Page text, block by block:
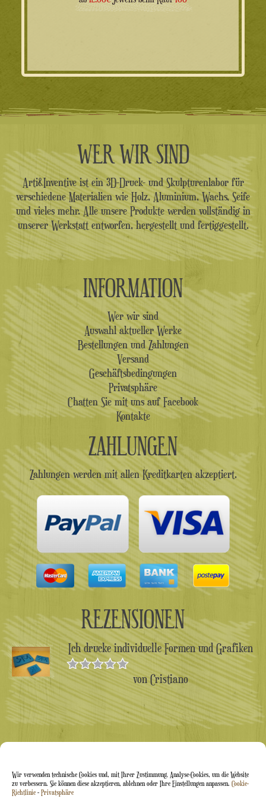
Wir verwenden technische Cookies und, mit Ihrer Zustimmung, Analyse-Cookies, um die Website
zu verbessern. Sie können diese akzeptieren, ablehnen oder Ihre Einstellungen anpassen. Cookie-
Richtlinie - Privatsphäre
WER WIR SIND
Arti&Inventive ist ein 3D-Druck- und Skulpturenlabor für
verschiedene Materialien wie Holz, Aluminium, Wachs, Seife
und vieles mehr. Alle unsere Produkte werden vollständig in
unserer Werkstatt entworfen, hergestellt und fertiggestellt.
INFORMATION
Wer wir sind
Auswahl aktueller Werke
Bestellungen und Zahlungen
Versand
Geschäftsbedingungen
Privatsphäre
Chatten Sie mit uns auf Facebook
Kontakte
ZAHLUNGEN
Zahlungen werden mit allen Kreditkarten akzeptiert.
REZENSIONEN
Ich drucke individuelle Formen und Grafiken
Bewertet
mit 5 von 5
von Cristiano